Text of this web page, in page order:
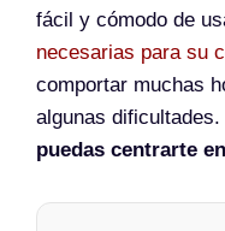
fácil y cómodo de
necesarias para su
comportar muchas
algunas dificultades.
puedas centrarte